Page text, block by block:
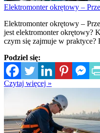
Elektromonter okrętowy –
Elektromonter okrętowy –
jest elektromonter okrętowy?
czym się zajmuje w
Podziel się:
Czytaj więcej »